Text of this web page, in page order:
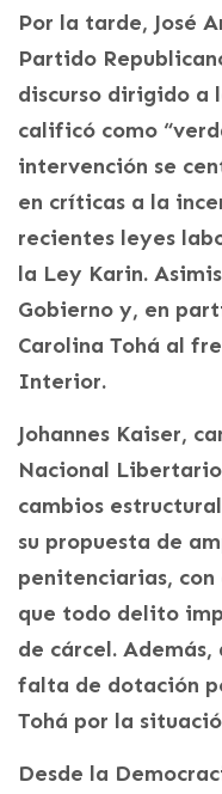
Por la tarde, José
Partido
discurso dirigido a
calificó como
intervención se
en críticas a la
recientes leyes
la Ley Karin.
Gobierno y, en
Carolina Tohá al
Interior.
Johannes Kaiser,
Nacional
cambios
su propuesta de
penitenciarias,
que todo delito
de cárcel.
falta de dotación
Tohá por la
Desde la